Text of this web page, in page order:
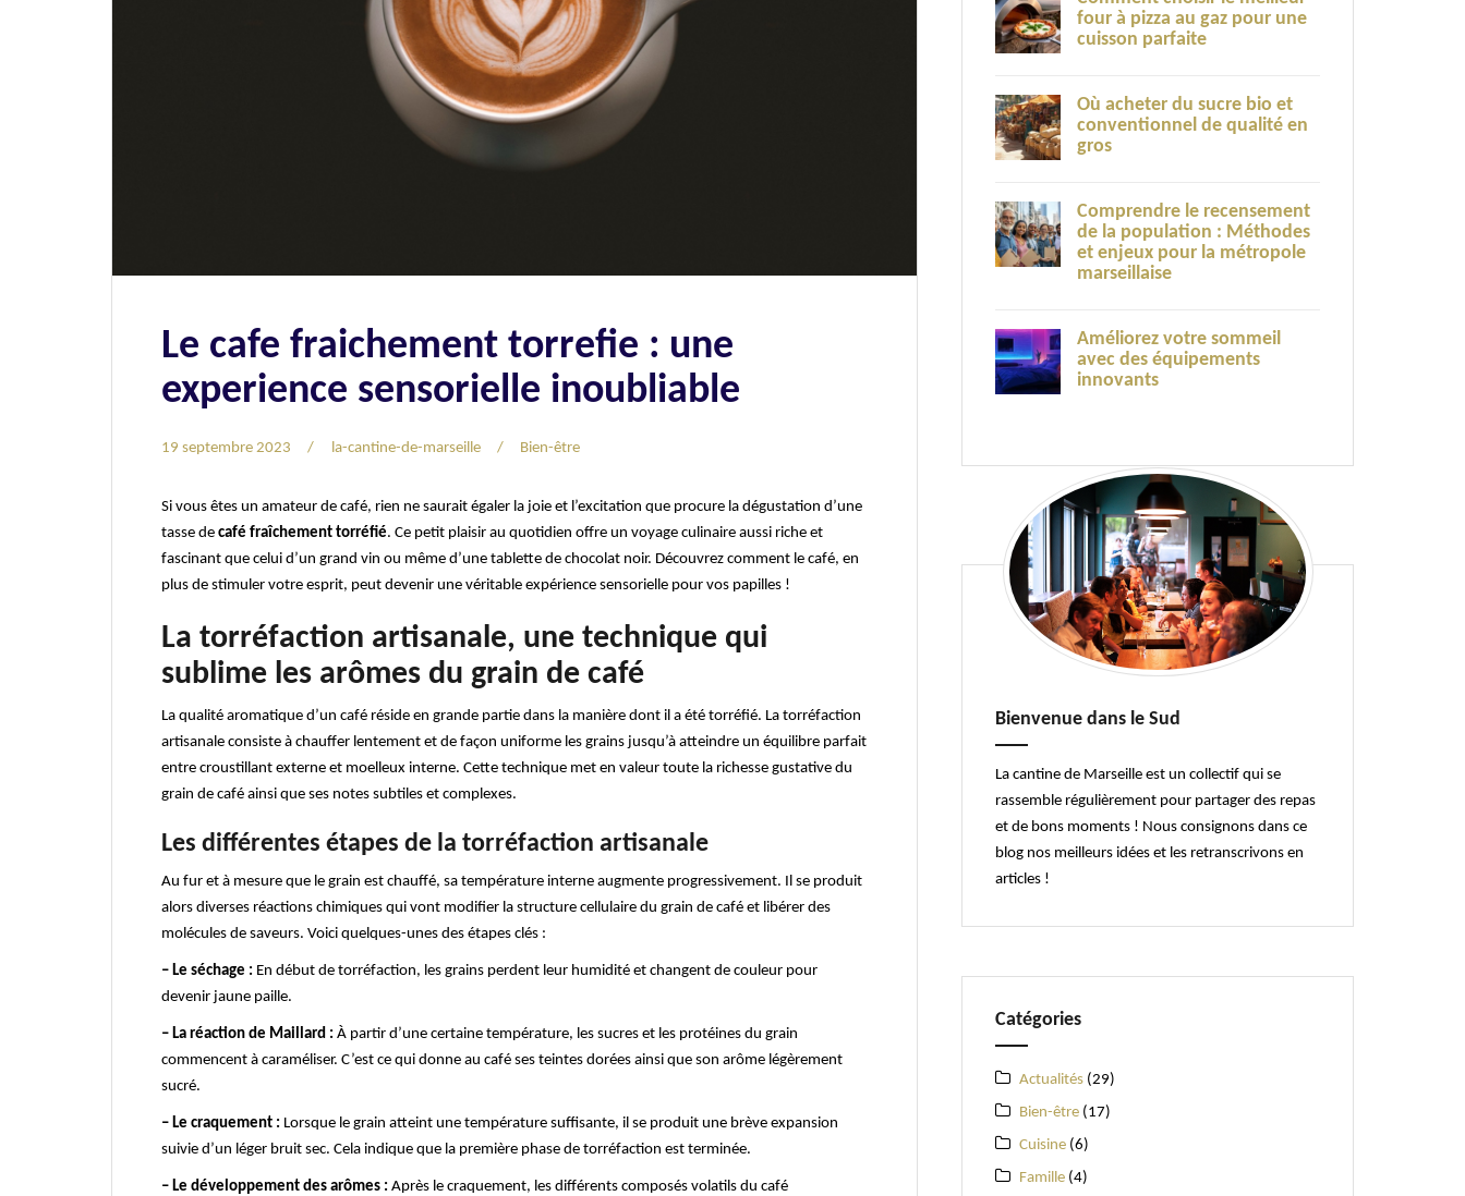
Le cafe fraichement torrefie : une
experience sensorielle inoubliable
19 septembre 2023 la-cantine-de-marseille Bien-être
Si vous êtes un amateur de café, rien ne saurait égaler la joie et l’excitation que procure la dégustation d’une
tasse de café fraîchement torréfié. Ce petit plaisir au quotidien offre un voyage culinaire aussi riche et
fascinant que celui d’un grand vin ou même d’une tablette de chocolat noir. Découvrez comment le café, en
plus de stimuler votre esprit, peut devenir une véritable expérience sensorielle pour vos papilles !
La torréfaction artisanale, une technique qui
sublime les arômes du grain de café
La qualité aromatique d’un café réside en grande partie dans la manière dont il a été torréfié. La torréfaction
artisanale consiste à chauffer lentement et de façon uniforme les grains jusqu’à atteindre un équilibre parfait
entre croustillant externe et moelleux interne. Cette technique met en valeur toute la richesse gustative du
grain de café ainsi que ses notes subtiles et complexes.
Les différentes étapes de la torréfaction artisanale
Au fur et à mesure que le grain est chauffé, sa température interne augmente progressivement. Il se produit
alors diverses réactions chimiques qui vont modifier la structure cellulaire du grain de café et libérer des
molécules de saveurs. Voici quelques-unes des étapes clés :
– Le séchage : En début de torréfaction, les grains perdent leur humidité et changent de couleur pour
devenir jaune paille.
– La réaction de Maillard : À partir d’une certaine température, les sucres et les protéines du grain
commencent à caraméliser. C’est ce qui donne au café ses teintes dorées ainsi que son arôme légèrement
sucré.
– Le craquement : Lorsque le grain atteint une température suffisante, il se produit une brève expansion
suivie d’un léger bruit sec. Cela indique que la première phase de torréfaction est terminée.
– Le développement des arômes : Après le craquement, les différents composés volatils du café
four à pizza au gaz pour une
cuisson parfaite
Où acheter du sucre bio et
conventionnel de qualité en
gros
Comprendre le recensement
de la population : Méthodes
et enjeux pour la métropole
marseillaise
Améliorez votre sommeil
avec des équipements
innovants
Bienvenue dans le Sud
La cantine de Marseille est un collectif qui se
rassemble régulièrement pour partager des repas
et de bons moments ! Nous consignons dans ce
blog nos meilleurs idées et les retranscrivons en
articles !
Catégories
Actualités (29)
Bien-être (17)
Cuisine (6)
Famille (4)